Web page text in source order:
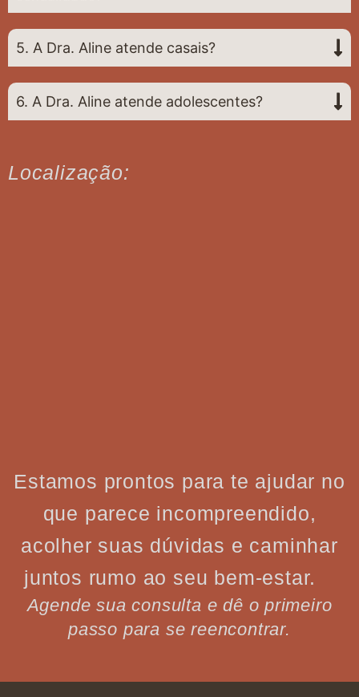
5. A Dra. Aline atende casais?
6. A Dra. Aline atende adolescentes?
Localização:
Estamos prontos para te ajudar no
que parece incompreendido,
acolher suas dúvidas e caminhar
juntos rumo ao seu bem-estar.
Agende sua consulta e dê o primeiro
passo para se reencontrar.